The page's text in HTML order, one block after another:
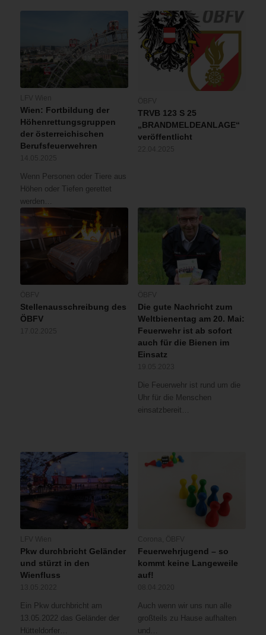
Wien: Fortbildung der
Höhenrettungsgruppen
der österreichischen
Berufsfeuerwehren
Wenn Personen oder Tiere aus
Höhen oder Tiefen gerettet
werden…
TRVB 123 S 25
„BRANDMELDEANLAGE“
veröffentlicht
Stellenausschreibung des
ÖBFV
Die gute Nachricht zum
Weltbienentag am 20. Mai:
Feuerwehr ist ab sofort
auch für die Bienen im
Einsatz
Die Feuerwehr ist rund um die
Uhr für die Menschen
einsatzbereit…
Pkw durchbricht Geländer
und stürzt in den
Wienfluss
Ein Pkw durchbricht am
13.05.2022 das Geländer der
Hütteldorfer…
Feuerwehrjugend – so
kommt keine Langeweile
auf!
Auch wenn wir uns nun alle
großteils zu Hause aufhalten
und…